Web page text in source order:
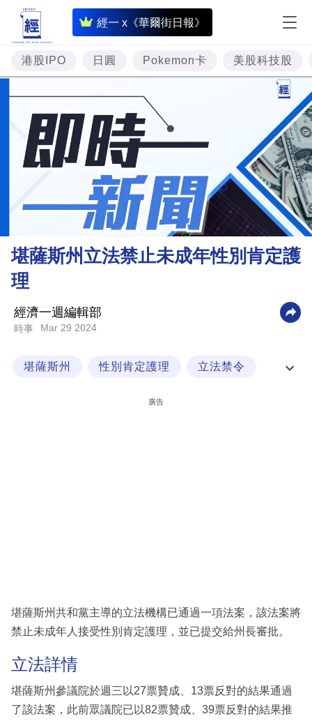
經一 x《華爾街日報》
即
時
財
經
專
題
投
資
樓
市
財
業
科
區
港股IPO 日圓 Pokemon卡 美股科技股
堪薩斯州立法禁止未成年性別肯定護
理
經濟一週編輯部
時事 Mar 29 2024
堪薩斯州 性別肯定護理 立法禁令
廣告
堪薩斯州共和黨主導的立法機構已通過一項法案，該法案將
禁止未成年人接受性別肯定護理，並已提交給州長審批。
立法詳情
堪薩斯州參議院於週三以27票贊成、13票反對的結果通過
了該法案，此前眾議院已以82票贊成、39票反對的結果推